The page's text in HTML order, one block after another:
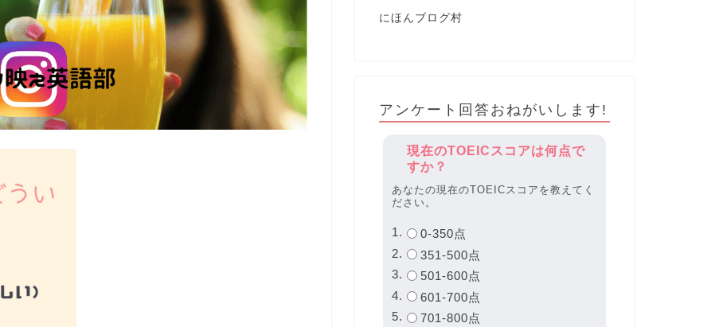
にほんブログ村
アンケート回答おねがいします!
現在のTOEICスコアは何点で
すか？
あなたの現在のTOEICスコアを教えてく
ださい。
0-350点
351-500点
501-600点
601-700点
701-800点